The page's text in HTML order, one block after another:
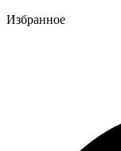
Избранное